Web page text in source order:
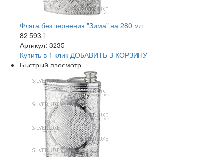
Фляга без чернения "Зима" на 280 мл
82 593 i
Артикул: 3235
Купить в 1 клик ДОБАВИТЬ В КОРЗИНУ
Быстрый просмотр